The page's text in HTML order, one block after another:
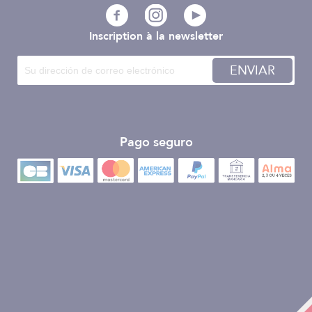
Inscription à la newsletter
ENVIAR
Pago seguro